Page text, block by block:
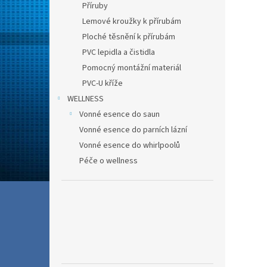
Příruby
Lemové kroužky k přírubám
Ploché těsnění k přírubám
PVC lepidla a čistidla
Pomocný montážní materiál
PVC-U kříže
WELLNESS
Vonné esence do saun
Vonné esence do parních lázní
Vonné esence do whirlpoolů
Péče o wellness